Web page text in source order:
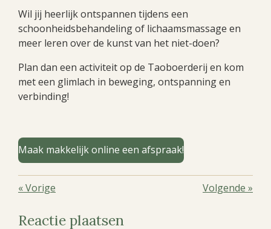
Wil jij heerlijk ontspannen tijdens een
schoonheidsbehandeling of lichaamsmassage en
meer leren over de kunst van het niet-doen?
Plan dan een activiteit op de Taoboerderij en kom
met een glimlach in beweging, ontspanning en
verbinding!
Maak makkelijk online een afspraak!
«Vorige Volgende »
Reactie plaatsen